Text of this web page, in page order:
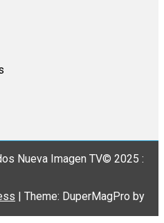
Nueva Imagen TV© 2025 :
Theme: DuperMagPro by